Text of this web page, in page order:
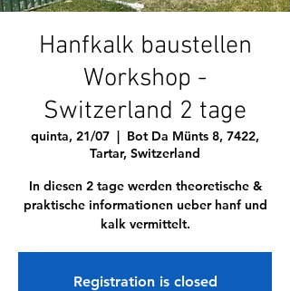
Hanfkalk baustellen
Workshop -
Switzerland 2 tage
quinta, 21/07
  |
Bot Da Münts 8, 7422,
Tartar, Switzerland
In diesen 2 tage werden theoretische &
praktische informationen ueber hanf und
kalk vermittelt.
Registration is closed